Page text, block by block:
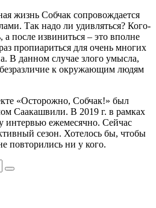
жизнь Собчак сопровождается
Так надо ли удивляться? Кого-
а после извиниться – это вполне
пропиариться для очень многих
В данном случае злого умысла,
к окружающим людям
«Осторожно, Собчак!» был
Саакашвили. В 2019 г. в рамках
интервью ежемесячно. Сейчас
сезон. Хотелось бы, чтобы
повторились ни у кого.